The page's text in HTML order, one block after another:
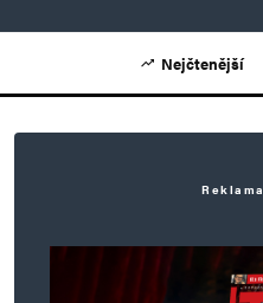
Nejčtenější
Reklama